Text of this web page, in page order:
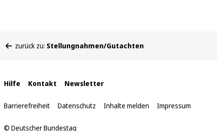
befinden
zurück zu: Stellungnahmen/Gutachten
Interne
Links
Hilfe Kontakt Newsletter
Barrierefreiheit Datenschutz Inhalte melden Impressum
© Deutscher Bundestag